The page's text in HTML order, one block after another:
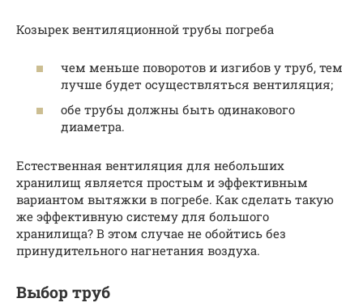
Козырек вентиляционной трубы погреба
чем меньше поворотов и изгибов у труб, тем
лучше будет осуществляться вентиляция;
обе трубы должны быть одинакового
диаметра.
Естественная вентиляция для небольших
хранилищ является простым и эффективным
вариантом вытяжки в погребе. Как сделать такую
же эффективную систему для большого
хранилища? В этом случае не обойтись без
принудительного нагнетания воздуха.
Выбор труб